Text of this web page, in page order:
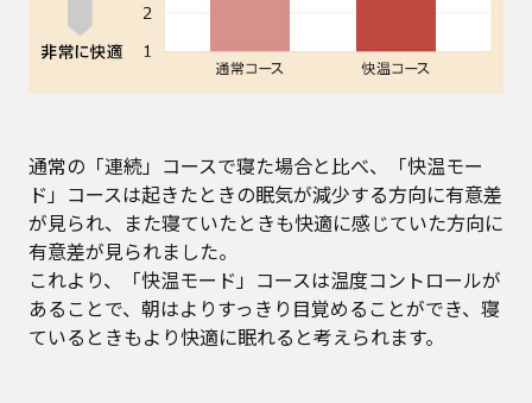
通常の「連続」コースで寝た場合と比べ、「快温モー
ド」コースは起きたときの眠気が減少する方向に有意差
が見られ、また寝ていたときも快適に感じていた方向に
有意差が見られました。
これより、「快温モード」コースは温度コントロールが
あることで、朝はよりすっきり目覚めることができ、寝
ているときもより快適に眠れると考えられます。